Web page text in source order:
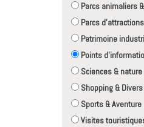
Parcs animaliers
Parcs d'attractions
Patrimoine
Points
Sciences & nature
Shopping & Divers
Sports & Aventure
Visites